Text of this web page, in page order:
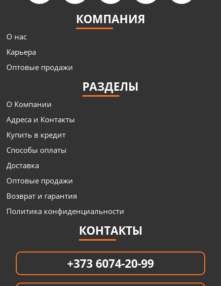
КОМПАНИЯ
О нас
Карьера
Оптовые продажи
РАЗДЕЛЫ
О Компании
Адреса и Контакты
Купить в кредит
Способы оплаты
Доставка
Оптовые продажи
Возврат и гарантия
Политика конфиденциальности
КОНТАКТЫ
+373 6074-20-99